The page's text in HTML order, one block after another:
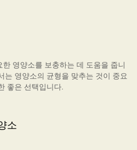
영양소를 보충하는 데 도움을 줍니
는 영양소의 균형을 맞추는 것이 중요
좋은 선택입니다.
소